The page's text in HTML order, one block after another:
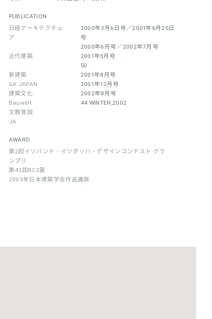
PUBLICATION
日経アーキテクチュ
ア
近代建築
新建築
GA JAPAN
建築文化
Bauwelt
文教施設
JA
2000年3月6日号／2001年6月25日
号
2000年6月号／2002年7月号
2001年5月号
50
2001年8月号
2001年12月号
2002年8月号
44 WINTER,2002
AWARD
第2回イソバンド・イソダッハ・デザインコンテスト グラ
ンプリ
第43回BCS賞
2003年日本建築学会作品選奨